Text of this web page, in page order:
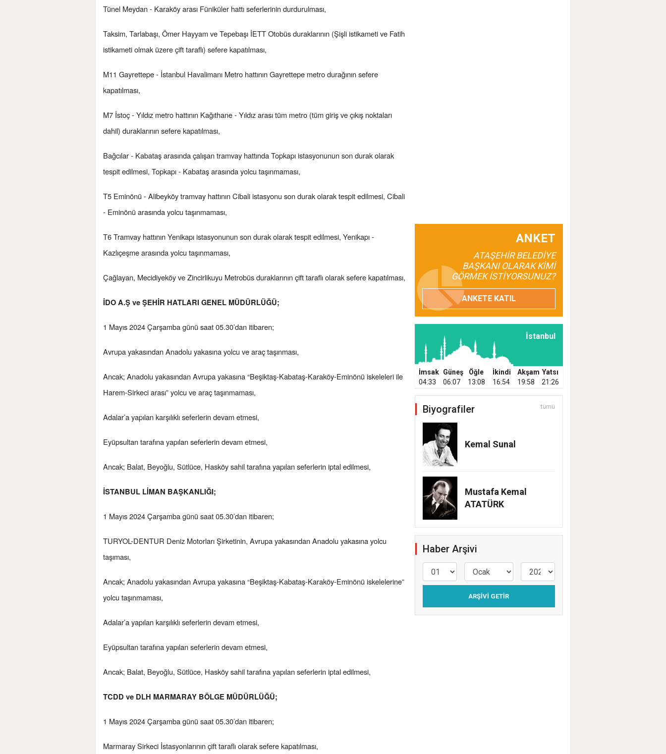
Tünel Meydan - Karaköy arası Füniküler hattı seferlerinin durdurulması,
Taksim, Tarlabaşı, Ömer Hayyam ve Tepebaşı İETT Otobüs duraklarının (Şişli istikameti ve Fatih
istikameti olmak üzere çift taraflı) sefere kapatılması,
M11 Gayrettepe - İstanbul Havalimanı Metro hattının Gayrettepe metro durağının sefere
kapatılması,
M7 İstoç - Yıldız metro hattının Kağıthane - Yıldız arası tüm metro (tüm giriş ve çıkış noktaları
dahil) duraklarının sefere kapatılması,
Bağcılar - Kabataş arasında çalışan tramvay hattında Topkapı istasyonunun son durak olarak
tespit edilmesi, Topkapı - Kabataş arasında yolcu taşınmaması,
T5 Eminönü - Alibeyköy tramvay hattının Cibali istasyonu son durak olarak tespit edilmesi, Cibali
- Eminönü arasında yolcu taşınmaması,
T6 Tramvay hattının Yenikapı istasyonunun son durak olarak tespit edilmesi, Yenikapı -
Kazlıçeşme arasında yolcu taşınmaması,
Çağlayan, Mecidiyeköy ve Zincirlikuyu Metrobüs duraklarının çift taraflı olarak sefere kapatılması,
İDO A.Ş ve ŞEHİR HATLARI GENEL MÜDÜRLÜĞÜ;
1 Mayıs 2024 Çarşamba günü saat 05.30’dan itibaren;
Avrupa yakasından Anadolu yakasına yolcu ve araç taşınması,
Ancak; Anadolu yakasından Avrupa yakasına “Beşiktaş-Kabataş-Karaköy-Eminönü iskeleleri ile
Harem-Sirkeci arası” yolcu ve araç taşınmaması,
Adalar’a yapılan karşılıklı seferlerin devam etmesi,
Eyüpsultan tarafına yapılan seferlerin devam etmesi,
Ancak; Balat, Beyoğlu, Sütlüce, Hasköy sahil tarafına yapılan seferlerin iptal edilmesi,
İSTANBUL LİMAN BAŞKANLIĞI;
1 Mayıs 2024 Çarşamba günü saat 05.30’dan itibaren;
TURYOL-DENTUR Deniz Motorları Şirketinin, Avrupa yakasından Anadolu yakasına yolcu
taşıması,
Ancak; Anadolu yakasından Avrupa yakasına “Beşiktaş-Kabataş-Karaköy-Eminönü iskelelerine”
yolcu taşınmaması,
Adalar’a yapılan karşılıklı seferlerin devam etmesi,
Eyüpsultan tarafına yapılan seferlerin devam etmesi,
Ancak; Balat, Beyoğlu, Sütlüce, Hasköy sahil tarafına yapılan seferlerin iptal edilmesi,
TCDD ve DLH MARMARAY BÖLGE MÜDÜRLÜĞÜ;
1 Mayıs 2024 Çarşamba günü saat 05.30’dan itibaren;
Marmaray Sirkeci İstasyonlarının çift taraflı olarak sefere kapatılması,
ANKET
ATAŞEHİR BELEDİYE
BAŞKANI OLARAK KİMİ
GÖRMEK İSTİYORSUNUZ?
ANKETE KATIL
İstanbul
İmsak Güneş Öğle İkindi Akşam Yatsı
04:33
06:07 13:08 16:54 19:58 21:26
Biyografiler tümü
Kemal Sunal
Mustafa Kemal
ATATÜRK
Haber Arşivi
ARŞIVI GETIR